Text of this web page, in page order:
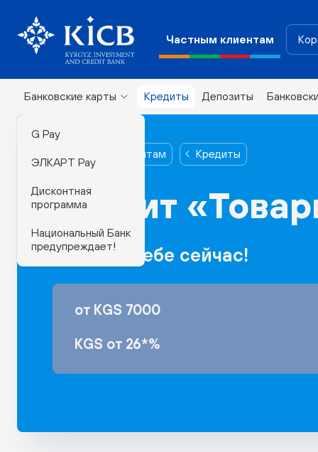
Частным клиентам
Банковские карты
G Pay
ЭЛКАРТ Pay
Дисконтная
программа
Национальный Банк
предупреждает!
Кредиты Депозиты
Частным клиентам Кредиты
Кредит
Позволь себе сейчас!
от KGS 7000
KGS от 26*%